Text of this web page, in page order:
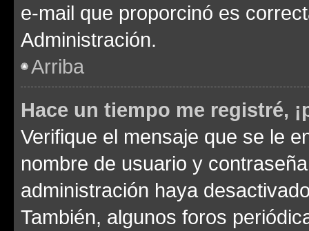
e-mail que proporcinó es
Administración.
Arriba
Hace un tiempo me registré,
Verifique el mensaje que se le
nombre de usuario y
administración haya
También, algunos foros